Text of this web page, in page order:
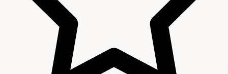
Plaatsingslijst